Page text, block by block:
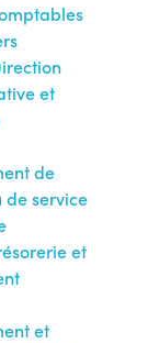
et
de
de service
et
et